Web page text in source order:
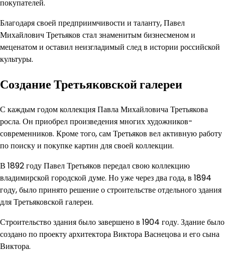
покупателей.
Благодаря своей предприимчивости и таланту, Павел
Михайлович Третьяков стал знаменитым бизнесменом и
меценатом и оставил неизгладимый след в истории российской
культуры.
Создание Третьяковской галереи
С каждым годом коллекция Павла Михайловича Третьякова
росла. Он приобрел произведения многих художников-
современников. Кроме того, сам Третьяков вел активную работу
по поиску и покупке картин для своей коллекции.
В 1892 году Павел Третьяков передал свою коллекцию
владимирской городской думе. Но уже через два года, в 1894
году, было принято решение о строительстве отдельного здания
для Третьяковской галереи.
Строительство здания было завершено в 1904 году. Здание было
создано по проекту архитектора Виктора Васнецова и его сына
Виктора.